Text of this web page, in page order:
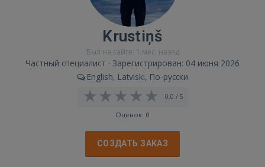
Krustiņš
Был на сайте: 1 мес. назад
Частный специалист · Зарегистрирован: 04 июня 2026
English, Latviski, По-русски
0,0 / 5
Оценок: 0
СОЗДАТЬ ЗАКАЗ